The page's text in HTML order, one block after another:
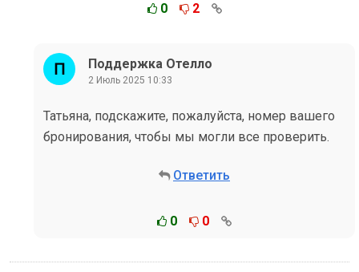
0 2
Поддержка Отелло
2 Июль 2025 10:33
Татьяна, подскажите, пожалуйста, номер вашего
бронирования, чтобы мы могли все проверить.
Ответить
0 0